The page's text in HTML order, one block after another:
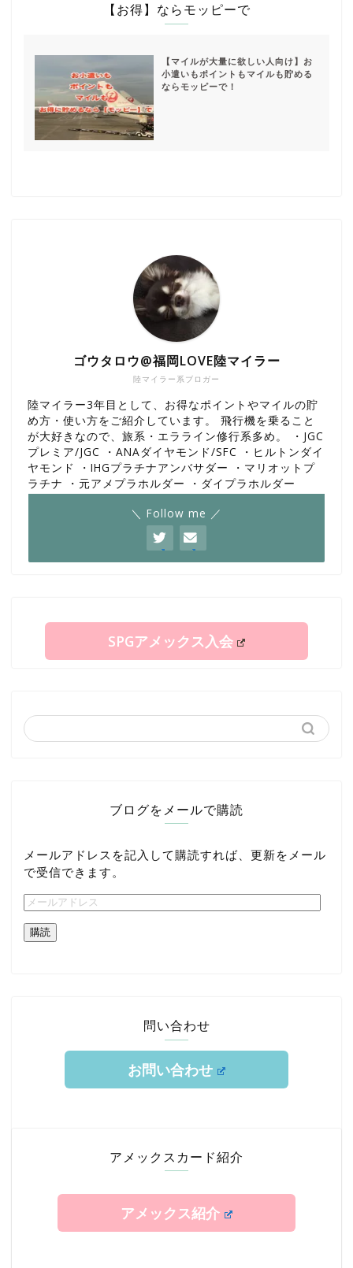
【お得】ならモッピーで
【マイルが大量に欲しい人向け】お
小遣いもポイントもマイルも貯める
ならモッピーで！
陸マイラー系ブロガー
ゴウタロウ@福岡LOVE陸マイラー
陸マイラー3年目として、お得なポイントやマイルの貯
め方・使い方をご紹介しています。 飛行機を乗ること
が大好きなので、旅系・エラライン修行系多め。 ・JGC
プレミア/JGC ・ANAダイヤモンド/SFC ・ヒルトンダイ
ヤモンド ・IHGプラチナアンバサダー ・マリオットプ
ラチナ ・元アメプラホルダー ・ダイプラホルダー
＼ Follow me ／
SPGアメックス入会
ブログをメールで購読
メールアドレスを記入して購読すれば、更新をメール
で受信できます。
購読
問い合わせ
お問い合わせ
アメックスカード紹介
アメックス紹介
エアライン修行